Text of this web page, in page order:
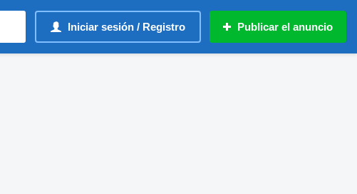
Iniciar sesión / Registro Publicar el anuncio